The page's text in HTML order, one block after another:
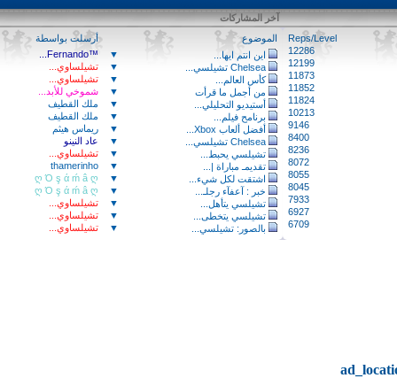
آخر المشاركات
Reps/Level
الموضوع
أرسلت بواسطة
اين انتم ايها...
™Fernando...
Chelsea تشيلسي...
تشيلساوي...
كأس العالم...
تشيلساوي...
من أجمل ما قرأت
شموخي للأبد...
أستيديو التحليلي...
ملك القطيف
برنامح فيلم...
ملك القطيف
أفضل ألعاب Xbox...
ريماس هيثم
Chelsea تشيلسي...
عاد النينو
تشيلسي يحبط...
تشيلساوي...
تقديمـ مباراة |...
thamerinho
اشتقت لكل شيء...
ღ Ό ş ά ḿ â ღ
خبر : آعفآء رجلـ...
ღ Ό ş ά ḿ â ღ
تشيلسي يتأهل...
تشيلساوي...
تشيلسي يتخطى...
تشيلساوي...
بالصور: تشيلسي...
تشيلساوي...